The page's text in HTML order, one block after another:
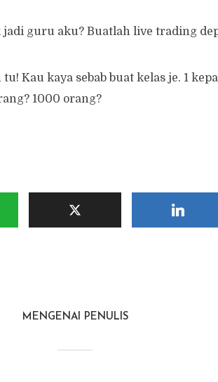
guru aku? Buatlah live trading
Kau kaya sebab buat kelas je. 1
1000 orang?
MENGENAI PENULIS